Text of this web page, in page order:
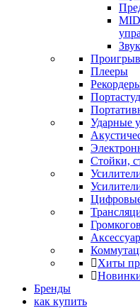
Плееры
Ударные
Стойки,
Хиты
Бренды
как купить